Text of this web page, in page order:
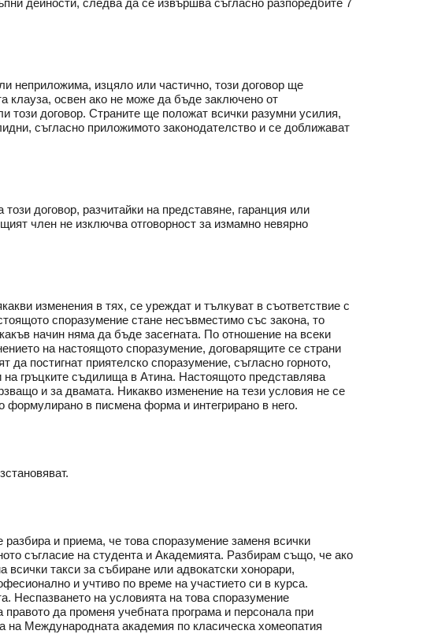
неприложима, изцяло или частично, този договор ще
клауза, освен ако не може да бъде заключено от
този договор. Страните ще положат всички разумни усилия,
съгласно приложимото законодателство и се доближават
договор, разчитайки на представяне, гаранция или
член не изключва отговорност за измамно невярно
изменения в тях, се уреждат и тълкуват в съответствие с
споразумение стане несъвместимо със закона, то
начин няма да бъде засегната. По отношение на всеки
на настоящото споразумение, договарящите се страни
постигнат приятелско споразумение, съгласно горното,
гръцките съдилища в Атина. Настоящото представлява
и за двамата. Никакво изменение на тези условия не се
формулирано в писмена форма и интегрирано в него.
и приема, че това споразумение заменя всички
съгласие на студента и Академията. Разбирам също, че ако
такси за събиране или адвокатски хонорари,
и учтиво по време на участието си в курса.
Неспазването на условията на това споразумение
да променя учебната програма и персонала при
на Международната академия по класическа хомеопатия